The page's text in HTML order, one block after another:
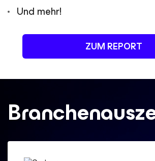
Und mehr!
ZUM REPORT